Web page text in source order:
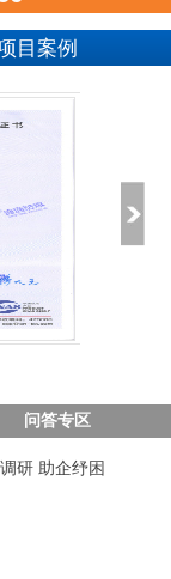
目案例
问答专区
研 助企纾困